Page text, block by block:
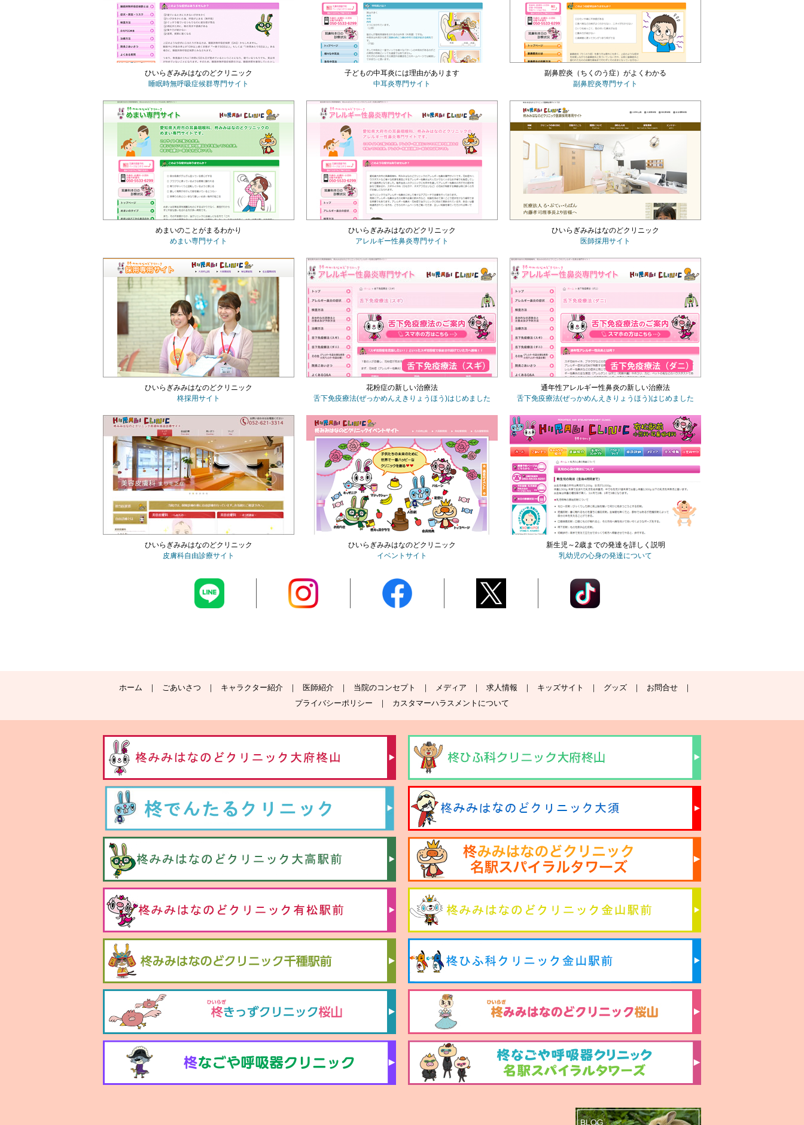
ひいらぎみみはなのどクリニック
睡眠時無呼吸症候群専門サイト
子どもの中耳炎には理由があります
中耳炎専門サイト
副鼻腔炎（ちくのう症）がよくわかる
副鼻腔炎専門サイト
めまいのことがまるわかり
めまい専門サイト
ひいらぎみみはなのどクリニック
アレルギー性鼻炎専門サイト
ひいらぎみみはなのどクリニック
医師採用サイト
ひいらぎみみはなのどクリニック
柊採用サイト
花粉症の新しい治療法
舌下免疫療法(ぜっかめんえきりょうほう)はじめました
通年性アレルギー性鼻炎の新しい治療法
舌下免疫療法(ぜっかめんえきりょうほう)はじめました
ひいらぎみみはなのどクリニック
皮膚科自由診療サイト
ひいらぎみみはなのどクリニック
イベントサイト
新生児～2歳までの発達を詳しく説明
乳幼児の心身の発達について
ホーム ごあいさつ キャラクター紹介 医師紹介 当院のコンセプト メディア 求人情報 キッズサイト グッズ
お問合せ
プライバシーポリシー
カスタマーハラスメントについて